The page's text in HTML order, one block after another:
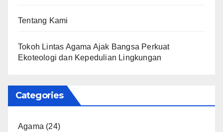
Tentang Kami
Tokoh Lintas Agama Ajak Bangsa Perkuat
Ekoteologi dan Kepedulian Lingkungan
Categories
Agama (24)